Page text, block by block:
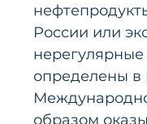
России или
нерегулярные
определены в
образом